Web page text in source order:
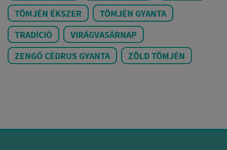
TÖMJÉN ÉKSZER
TÖMJÉN GYANTA
TRADÍCIÓ
VIRÁGVASÁRNAP
ZENGŐ CÉDRUS GYANTA
ZÖLD TÖMJÉN